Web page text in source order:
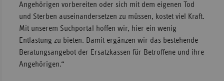
Angehörigen vorbereiten oder sich mit dem eigenen Tod
und Sterben auseinandersetzen zu müssen, kostet viel Kraft.
Mit unserem Suchportal hoffen wir, hier ein wenig
Entlastung zu bieten. Damit ergänzen wir das bestehende
Beratungsangebot der Ersatzkassen für Betroffene und ihre
Angehörigen.“